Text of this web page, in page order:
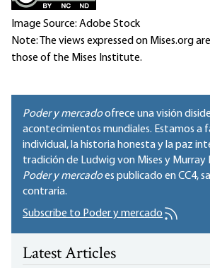
Image Source: Adobe Stock
Note: The views expressed on Mises.org
those of the Mises Institute.
Poder y mercadoofrece una visión
acontecimientos mundiales. Estamos a
individual, la historia honesta y la paz
tradición de Ludwig von Mises y Murray
Poder y mercadoes publicado enCC4,
contraria.
Subscribe to Poder y mercado
Latest Articles